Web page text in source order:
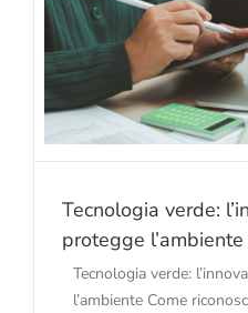
Tecnologia verde:
protegge l’ambiente
Tecnologia verde:
l’ambiente Come